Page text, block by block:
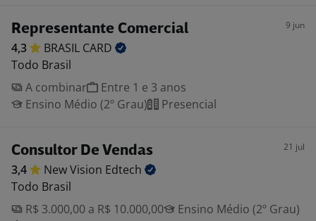
Representante Comercial 9 jun
4,3 BRASIL CARD
Todo Brasil
A combinar
Entre 1 e 3 anos
Ensino Médio (2º Grau)
Presencial
Consultor De Vendas 21 jul
3,4 New Vision Edtech
Todo Brasil
R$ 3.000,00 a R$ 10.000,00
Ensino Médio (2º Grau)